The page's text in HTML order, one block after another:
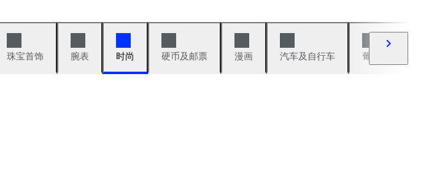
珠宝首饰 腕表 时尚 硬币及邮票 漫画 汽车及自行车 葡萄酒及烈性酒